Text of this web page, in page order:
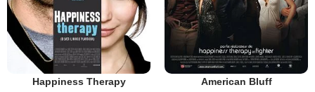
Happiness Therapy American Bluff